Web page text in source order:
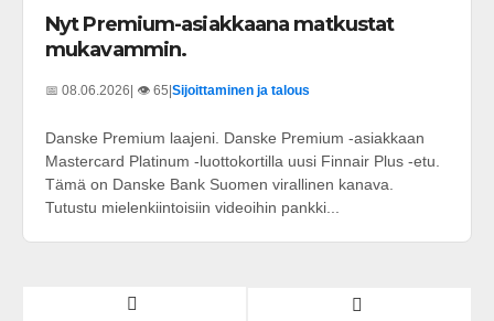
Nyt Premium-asiakkaana matkustat
mukavammin.
📅 08.06.2026| 👁️ 65|Sijoittaminen ja talous
Danske Premium laajeni. Danske Premium -asiakkaan
Mastercard Platinum -luottokortilla uusi Finnair Plus -etu.
Tämä on Danske Bank Suomen virallinen kanava.
Tutustu mielenkiintoisiin videoihin pankki...